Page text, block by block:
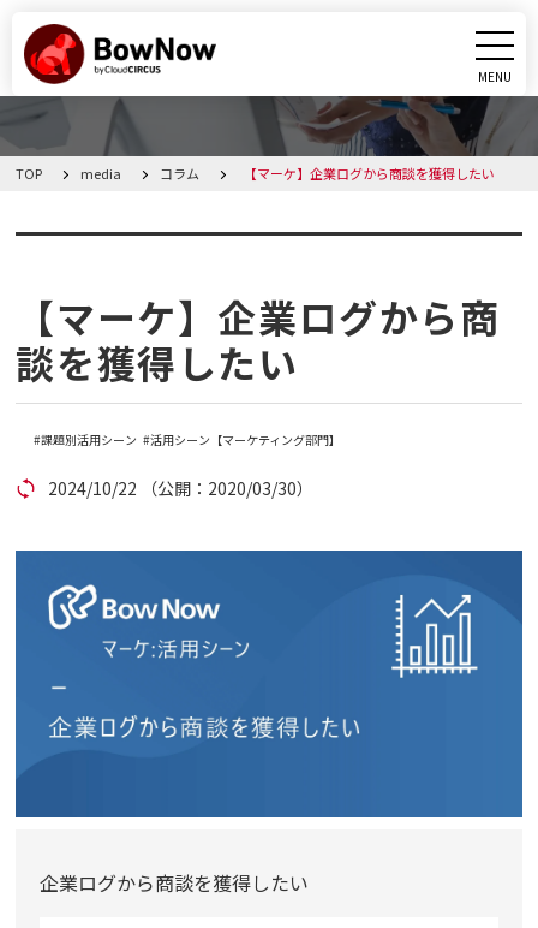
MENU
CLOSE
機能
料金・プラン
導入事例
コラム
アカウント発行
資料ダウンロード
TOP media コラム 【マーケ】企業ログから商談を獲得したい
コラム
【マーケ】企業ログから商
談を獲得したい
課題別活用シーン 活用シーン【マーケティング部門】
2024/10/22 （公開：2020/03/30）
企業ログから商談を獲得したい